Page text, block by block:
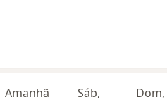
Amanhã Sáb, Dom,